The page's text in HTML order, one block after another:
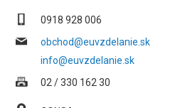
0918 928 006
obchod@euvzdelanie.sk
info@euvzdelanie.sk
02 / 330 162 30